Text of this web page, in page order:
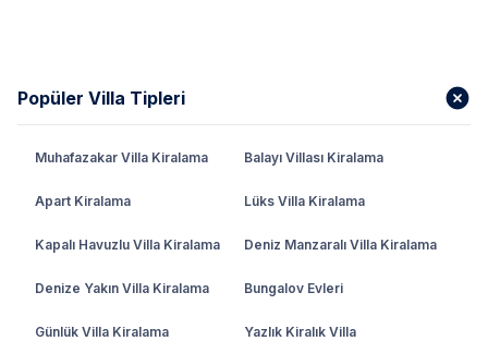
Popüler Villa Tipleri
Muhafazakar Villa Kiralama Balayı Villası Kiralama
Apart Kiralama Lüks Villa Kiralama
Kapalı Havuzlu Villa Kiralama Deniz Manzaralı Villa Kiralama
Denize Yakın Villa Kiralama Bungalov Evleri
Günlük Villa Kiralama Yazlık Kiralık Villa